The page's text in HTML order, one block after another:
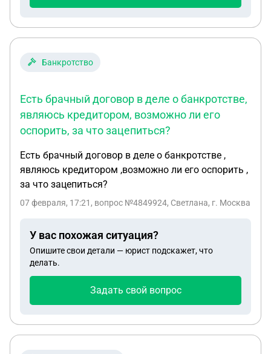
Банкротство
Есть брачный договор в деле о банкротстве,
являюсь кредитором, возможно ли его
оспорить, за что зацепиться?
Есть брачный договор в деле о банкротстве ,
являюсь кредитором ,возможно ли его оспорить ,
за что зацепиться?
07 февраля, 17:21 , вопрос №4849924, Светлана, г. Москва
У вас похожая ситуация?
Опишите свои детали — юрист подскажет, что
делать.
Задать свой вопрос